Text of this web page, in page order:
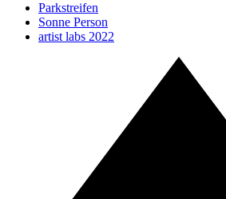
Parkstreifen
Sonne Person
artist labs 2022